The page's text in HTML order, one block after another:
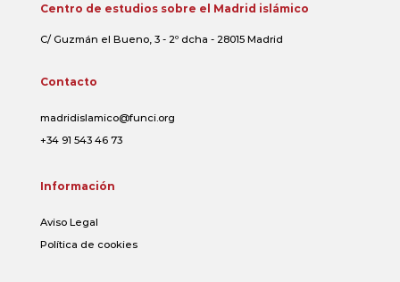
Centro de estudios sobre el Madrid islámico
C/ Guzmán el Bueno, 3 - 2º dcha - 28015 Madrid
Contacto
madridislamico@funci.org
+34 91 543 46 73
Información
Aviso Legal
Política de cookies